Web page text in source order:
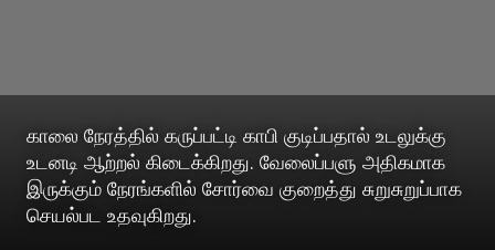
காலை நேரத்தில் கருப்பட்டி காபி குடிப்பதால் உடலுக்கு
உடனடி ஆற்றல் கிடைக்கிறது. வேலைப்பளு அதிகமாக
இருக்கும் நேரங்களில் சோர்வை குறைத்து சுறுசுறுப்பாக
செயல்பட உதவுகிறது.